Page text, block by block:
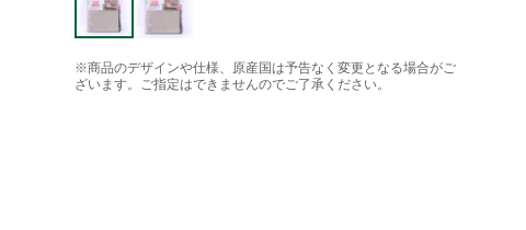
※商品のデザインや仕様、原産国は予告なく変更となる場合がご
ざいます。ご指定はできませんのでご了承ください。